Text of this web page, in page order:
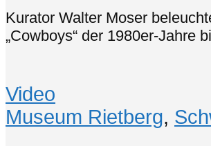
Kurator Walter Moser
„Cowboys“ der 1980er-Jahre
Video
Museum Rietberg,